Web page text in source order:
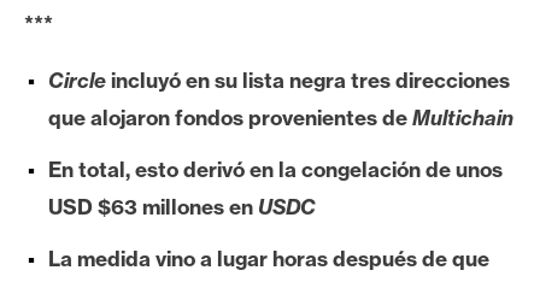
e
m
I
A
***
Circleincluyó en su lista negra tres direcciones
que alojaron fondos provenientes deMultichain
En total, esto derivó en la congelación de unos
USD $63 millones en USDC
La medida vino a lugar horas después de que